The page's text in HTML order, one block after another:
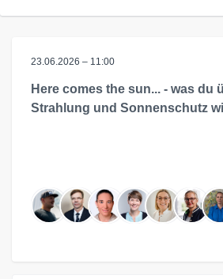
23.06.2026 – 11:00
Here comes the sun... - was du
Strahlung und Sonnenschutz